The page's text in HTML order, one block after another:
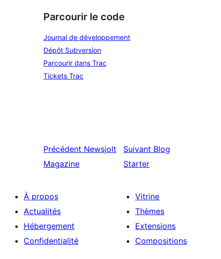
Parcourir le code
Journal de développement
Dépôt Subversion
Parcourir dans Trac
Tickets Trac
Précédent Newsjolt
Magazine
Suivant Blog
Starter
À propos
Actualités
Hébergement
Confidentialité
Vitrine
Thèmes
Extensions
Compositions